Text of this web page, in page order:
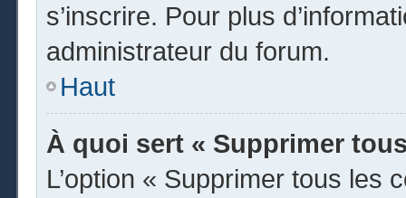
s’inscrire. Pour plus
administrateur du forum.
Haut
À quoi sert « Supprimer
L’option « Supprimer tous les